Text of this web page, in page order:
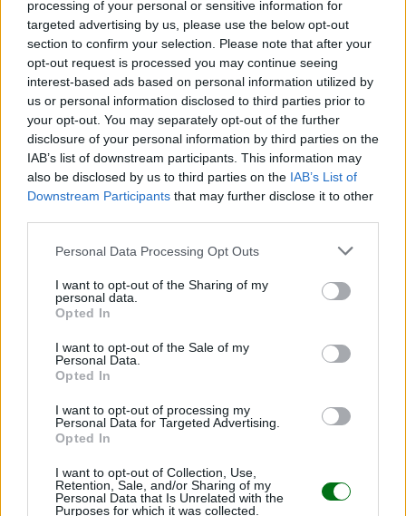
processing of your personal or sensitive information for
targeted advertising by us, please use the below opt-out
section to confirm your selection. Please note that after your
opt-out request is processed you may continue seeing
interest-based ads based on personal information utilized by
us or personal information disclosed to third parties prior to
your opt-out. You may separately opt-out of the further
disclosure of your personal information by third parties on the
IAB’s list of downstream participants. This information may
also be disclosed by us to third parties on the IAB’s List of
Downstream Participants that may further disclose it to other
Personal Data Processing Opt Outs
I want to opt-out of the Sharing of my
personal data.
Opted In
I want to opt-out of the Sale of my
Personal Data.
Opted In
I want to opt-out of processing my
Personal Data for Targeted Advertising.
Opted In
I want to opt-out of Collection, Use,
Retention, Sale, and/or Sharing of my
Personal Data that Is Unrelated with the
Purposes for which it was collected.
Hablar al bebé en dos idiomas desde el
nacimiento: ¿le beneficia o lo confunde?
LEER
"No entendía que era mi hijo": despertó del coma
sin recordar que había dado a luz. ¿Qué pasó?
LEER
Viral | ¿De verdad esta fan dejó sola la carriola de
su bebé por una foto con Harry Styles?
LEER